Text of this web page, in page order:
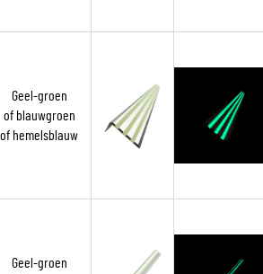
Geel-groen
of blauwgroen
of hemelsblauw
Geel-groen